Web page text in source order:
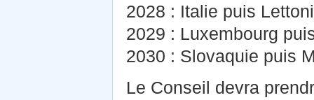
2028 : Italie puis
2029 : Luxembourg
2030 : Slovaquie puis
Le Conseil devra